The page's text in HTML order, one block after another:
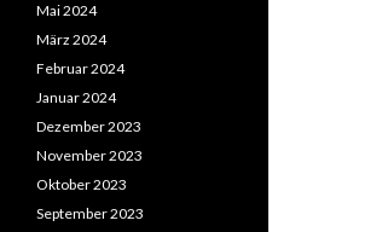
Mai 2024
März 2024
Februar 2024
Januar 2024
Dezember 2023
November 2023
Oktober 2023
September 2023